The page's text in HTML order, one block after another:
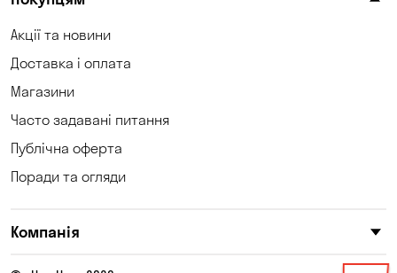
Акції та новини
Доставка і оплата
Магазини
Часто задавані питання
Публічна оферта
Поради та огляди
Компанія